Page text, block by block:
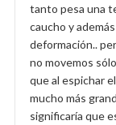
tanto pesa una
caucho y
deformación..
no movemos
que al espichar
mucho más
significaría que